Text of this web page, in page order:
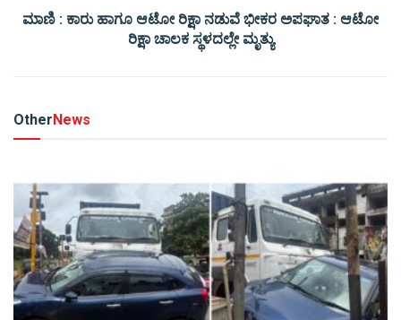
ಮಾಣಿ : ಕಾರು ಹಾಗೂ ಆಟೋ ರಿಕ್ಷಾ ನಡುವೆ ಭೀಕರ ಅಪಘಾತ : ಆಟೋ
ರಿಕ್ಷಾ ಚಾಲಕ ಸ್ಥಳದಲ್ಲೇ ಮೃತ್ಯು
Other News